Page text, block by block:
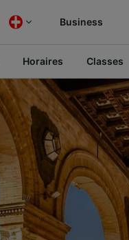
Business
Horaires Classes